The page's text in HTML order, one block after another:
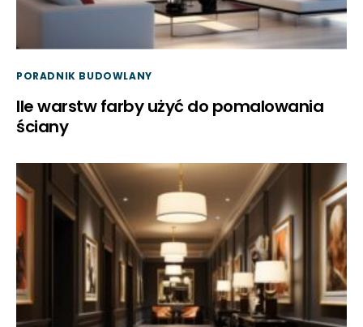
PORADNIK BUDOWLANY
Ile warstw farby użyć do pomalowania
ściany